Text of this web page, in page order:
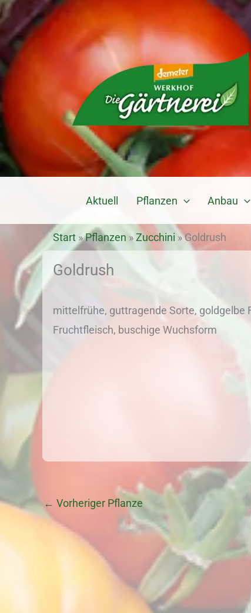
Zum
Inhalt
springen
Aktuell Pflanzen Anbau
Start »Pflanzen »Zucchini »Goldrush
Goldrush
mittelfrühe, guttragende Sorte, goldgelbe
Fruchtfleisch, buschige Wuchsform
← Vorheriger Pflanze